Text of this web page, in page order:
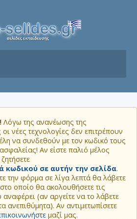
Λόγω της ανανέωσης της
οι νέες τεχνολογίες δεν επιτρέπουν
να συνδεθούν με τον κωδικό τους
Αν είστε παλιό μέλος
κωδικού σε αυτήν την σελίδα.
την φόρμα σε λίγα λεπτά θα λάβετε
οποίο θα ακολουθήσετε τις
αναφέρει (αν αργείτε να το λάβετε
ανεπιθύμητα). Αν αντιμετωπίσετε
μαζί μας.